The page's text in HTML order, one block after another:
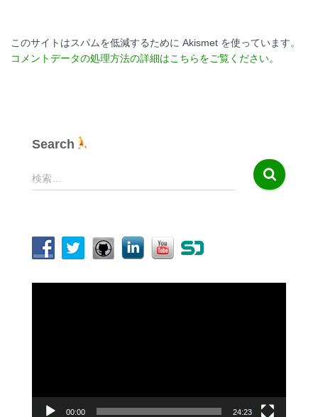
このサイトはスパムを低減するために Akismet を使っています。
コメントデータの処理方法の詳細はこちらをご覧ください。
Search
検
索
検索…
00:00 24:23